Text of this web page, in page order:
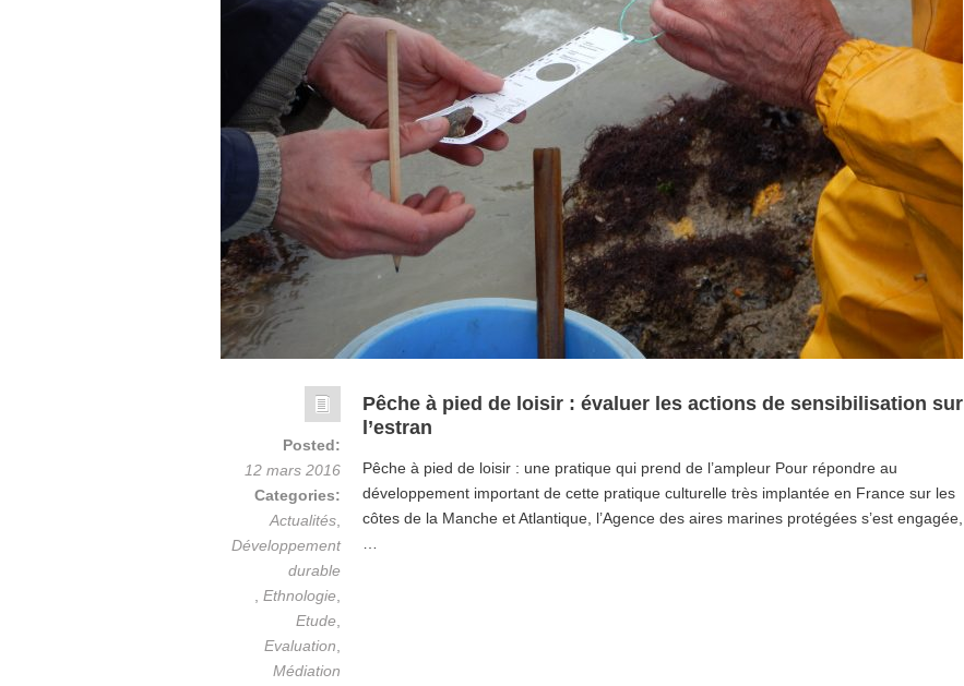
Pêche à pied de loisir : évaluer les actions de sensibilisation sur
l’estran
Pêche à pied de loisir : une pratique qui prend de l’ampleur Pour répondre au
développement important de cette pratique culturelle très implantée en France sur les
côtes de la Manche et Atlantique, l’Agence des aires marines protégées s’est engagée,
Posted:
12 mars 2016
Categories:
Actualités
Développement
durable
Ethnologie
Etude
Evaluation
Médiation